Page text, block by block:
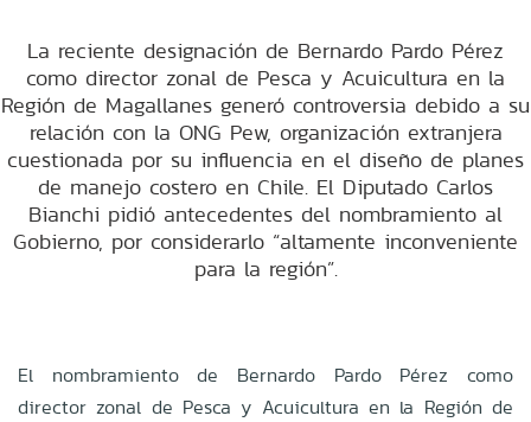
La reciente designación de Bernardo Pardo Pérez
como director zonal de Pesca y Acuicultura en la
Región de Magallanes generó controversia debido a su
relación con la ONG Pew, organización extranjera
cuestionada por su influencia en el diseño de planes
de manejo costero en Chile. El Diputado Carlos
Bianchi pidió antecedentes del nombramiento al
Gobierno, por considerarlo “altamente inconveniente
para la región”.
El nombramiento de Bernardo Pardo Pérez como
director zonal de Pesca y Acuicultura en la Región de